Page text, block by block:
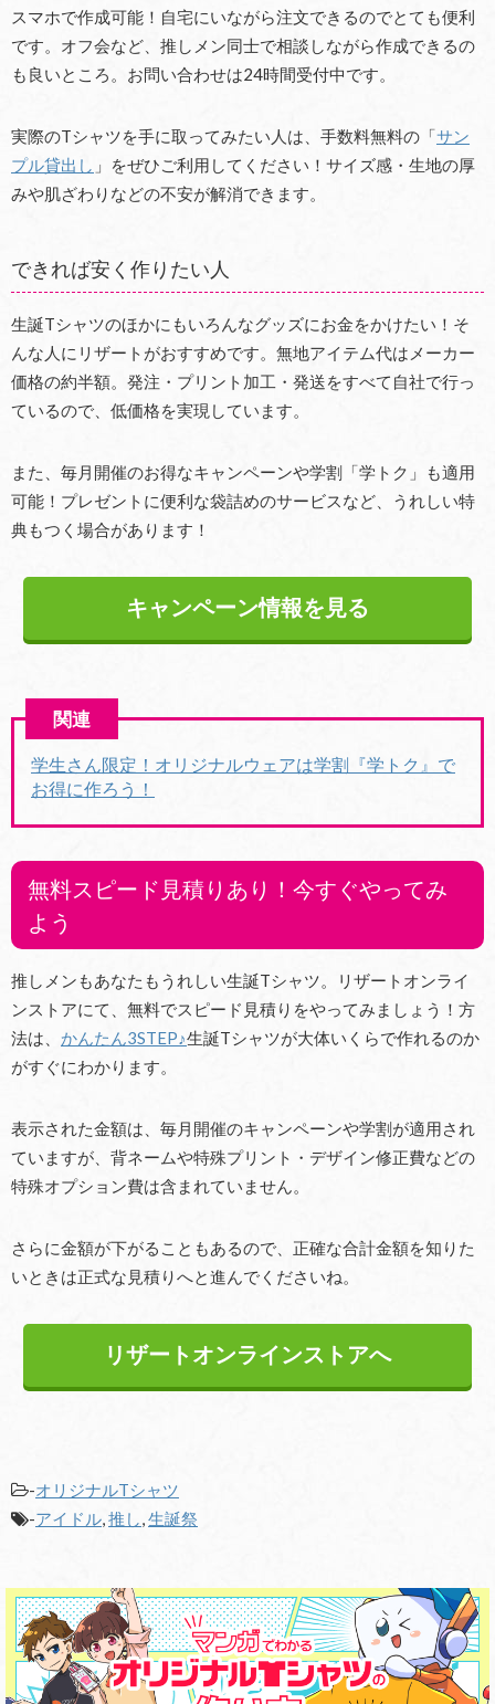
スマホで作成可能！自宅にいながら注文できるのでとても便利
です。オフ会など、推しメン同士で相談しながら作成できるの
も良いところ。お問い合わせは24時間受付中です。
実際のTシャツを手に取ってみたい人は、手数料無料の「サン
プル貸出し 」をぜひご利用してください！サイズ感・生地の厚
みや肌ざわりなどの不安が解消できます。
できれば安く作りたい人
生誕Tシャツのほかにもいろんなグッズにお金をかけたい！そ
んな人にリザートがおすすめです。無地アイテム代はメーカー
価格の約半額。発注・プリント加工・発送をすべて自社で行っ
ているので、低価格を実現しています。
また、毎月開催のお得なキャンペーンや学割「学トク」も適用
可能！プレゼントに便利な袋詰めのサービスなど、うれしい特
典もつく場合があります！
キャンペーン情報を見る
学生さん限定！オリジナルウェアは学割『学トク』で
お得に作ろう！
無料スピード見積りあり！今すぐやってみ
よう
推しメンもあなたもうれしい生誕Tシャツ。リザートオンライ
ンストアにて、無料でスピード見積りをやってみましょう！方
法は、 かんたん3STEP♪生誕Tシャツが大体いくらで作れるのか
がすぐにわかります。
表示された金額は、毎月開催のキャンペーンや学割が適用され
ていますが、背ネームや特殊プリント・デザイン修正費などの
特殊オプション費は含まれていません。
さらに金額が下がることもあるので、正確な合計金額を知りた
いときは正式な見積りへと進んでくださいね。
リザートオンラインストアへ
-オリジナルTシャツ
-アイドル,推し,生誕祭